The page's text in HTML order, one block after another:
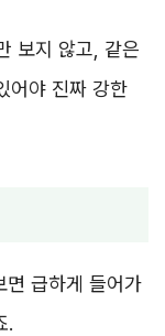
보지 않고, 같은
어야 진짜 강한
면 급하게 들어가
.